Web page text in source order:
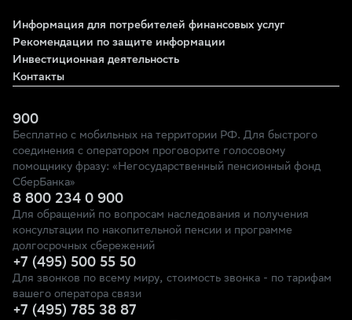
Информация для потребителей финансовых услуг
Рекомендации по защите информации
Инвестиционная деятельность
Контакты
900
Бесплатно с мобильных на территории РФ. Для быстрого
соединения с оператором проговорите голосовому
помощнику фразу: «Негосударственный пенсионный фонд
СберБанка»
8 800 234 0 900
Для обращений по вопросам наследования и получения
консультации по накопительной пенсии и программе
долгосрочных сбережений
+7 (495) 500 55 50
Для звонков по всему миру, стоимость звонка - по тарифам
вашего оператора связи
+7 (495) 785 38 87